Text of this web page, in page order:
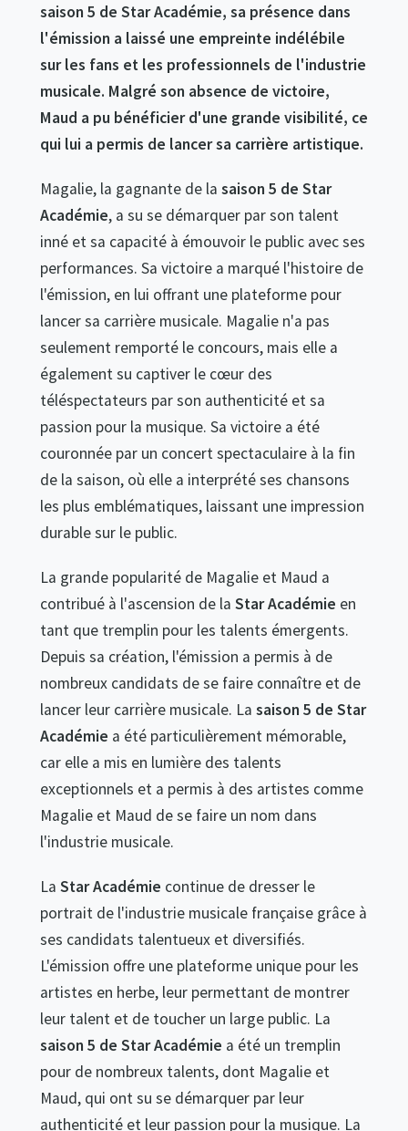
saison 5 de Star Académie, sa présence dans
l'émission a laissé une empreinte indélébile
sur les fans et les professionnels de l'industrie
musicale. Malgré son absence de victoire,
Maud a pu bénéficier d'une grande visibilité, ce
qui lui a permis de lancer sa carrière artistique.
Magalie, la gagnante de la saison 5 de Star
Académie, a su se démarquer par son talent
inné et sa capacité à émouvoir le public avec ses
performances. Sa victoire a marqué l'histoire de
l'émission, en lui offrant une plateforme pour
lancer sa carrière musicale. Magalie n'a pas
seulement remporté le concours, mais elle a
également su captiver le cœur des
téléspectateurs par son authenticité et sa
passion pour la musique. Sa victoire a été
couronnée par un concert spectaculaire à la fin
de la saison, où elle a interprété ses chansons
les plus emblématiques, laissant une impression
durable sur le public.
La grande popularité de Magalie et Maud a
contribué à l'ascension de la Star Académie en
tant que tremplin pour les talents émergents.
Depuis sa création, l'émission a permis à de
nombreux candidats de se faire connaître et de
lancer leur carrière musicale. La saison 5 de Star
Académie a été particulièrement mémorable,
car elle a mis en lumière des talents
exceptionnels et a permis à des artistes comme
Magalie et Maud de se faire un nom dans
l'industrie musicale.
La Star Académie continue de dresser le
portrait de l'industrie musicale française grâce à
ses candidats talentueux et diversifiés.
L'émission offre une plateforme unique pour les
artistes en herbe, leur permettant de montrer
leur talent et de toucher un large public. La
saison 5 de Star Académie a été un tremplin
pour de nombreux talents, dont Magalie et
Maud, qui ont su se démarquer par leur
authenticité et leur passion pour la musique. La